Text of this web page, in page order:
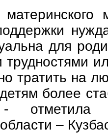
для
тратить на
более
- отметила
–